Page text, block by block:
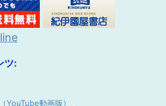
ツ:
YouTube動画版）